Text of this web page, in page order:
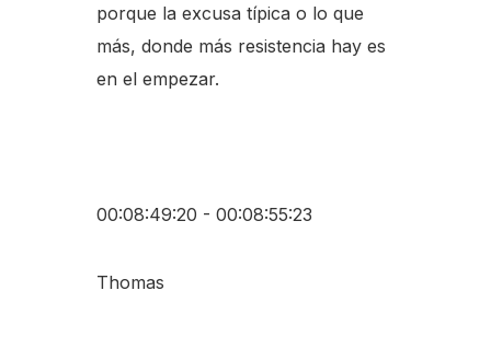
porque la excusa típica o lo que
más, donde más resistencia hay es
en el empezar.
00:08:49:20 - 00:08:55:23
Thomas